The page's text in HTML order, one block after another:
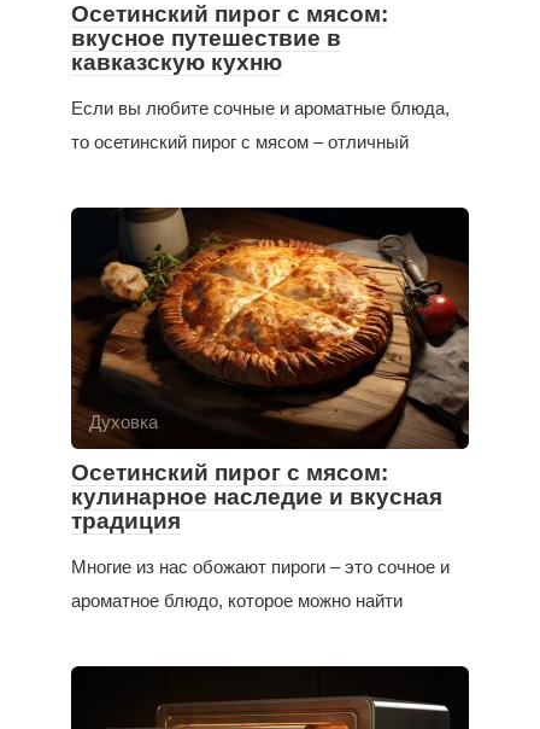
Осетинский пирог с мясом:
вкусное путешествие в
кавказскую кухню
Если вы любите сочные и ароматные блюда,
то осетинский пирог с мясом – отличный
Духовка
Осетинский пирог с мясом:
кулинарное наследие и вкусная
традиция
Многие из нас обожают пироги – это сочное и
ароматное блюдо, которое можно найти